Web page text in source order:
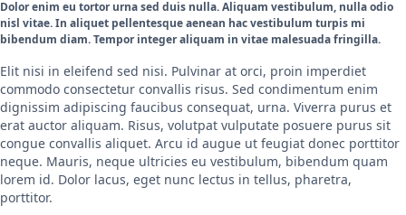
Dolor enim eu tortor urna sed duis nulla. Aliquam vestibulum, nulla odio
nisl vitae. In aliquet pellentesque aenean hac vestibulum turpis mi
bibendum diam. Tempor integer aliquam in vitae malesuada fringilla.
Elit nisi in eleifend sed nisi. Pulvinar at orci, proin imperdiet
commodo consectetur convallis risus. Sed condimentum enim
dignissim adipiscing faucibus consequat, urna. Viverra purus et
erat auctor aliquam. Risus, volutpat vulputate posuere purus sit
congue convallis aliquet. Arcu id augue ut feugiat donec porttitor
neque. Mauris, neque ultricies eu vestibulum, bibendum quam
lorem id. Dolor lacus, eget nunc lectus in tellus, pharetra,
porttitor.